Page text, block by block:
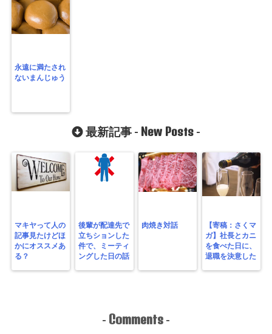
永遠に満たされ
ないまんじゅう
最新記事 - New Posts -
マキヤって人の
記事見たけどほ
かにオススメあ
る？
後輩が配達先で
立ちションした
件で、ミーティ
ングした日の話
肉焼き対話
【寄稿：さくマ
ガ】社長とカニ
を食べた日に、
退職を決意した
- Comments -